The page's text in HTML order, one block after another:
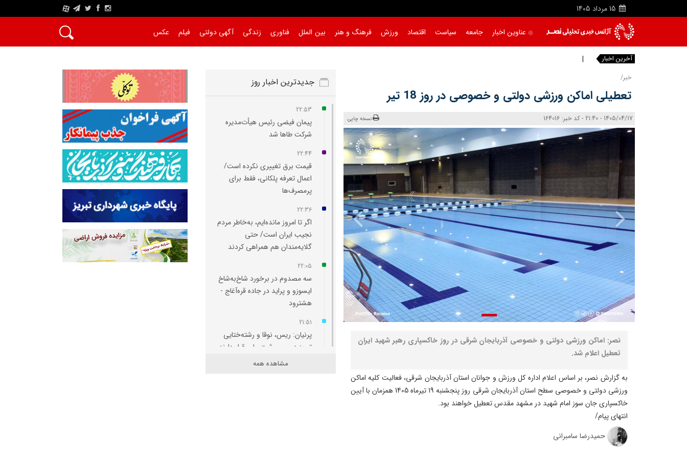
15 مرداد 1405
A
عناوین اخبار جامعه سیاست اقتصاد ورزش فرهنگ و هنر بین الملل فناوری زندگی آگهی دولتی فیلم عکس
آخرین اخبار پی
خبر/
تعطیلی اماکن ورزشی دولتی و خصوصی در روز 18 تیر
1405/04/17 - 21:40 - کد خبر: 164016 نسخه چاپی
نصر: اماکن ورزشی دولتی و خصوصی آذربایجان شرقی در روز خاکسپاری رهبر شهید ایران
تعطیل اعلام شد.
به گزارش نصر، بر اساس اعلام اداره کل ورزش و جوانان استان آذربایجان شرقی، فعالیت کلیه اماکن
ورزشی دولتی و خصوصی سطح استان آذربایجان شرقی روز پنجشنبه 19 تیرماه 1405 همزمان با آیین
خاکسپاری جان‌ سوز امام شهید در مشهد مقدس تعطیل خواهند بود.
انتهای پیام/
حمیدرضا سامبرانی
جدیدترین اخبار روز
22:53
پیمان فیضی رئیس هیأت‌مدیره
شرکت طاها شد
22:44
قیمت برق تغییری نکرده است/
اعمال تعرفه پلکانی، فقط برای
پرمصرف‌ها
22:36
اگر تا امروز مانده‌ایم، به‌خاطر مردم
نجیب ایران است/ حتی
گلایه‌مندان هم همراهی کردند
22:05
سه مصدوم در برخورد شاخ‌به‌شاخ
ایسوزو و پراید در جاده قره‌آغاج -
هشترود
21:51
پرنیان: ریس، نوقا و رشته‌ختایی
تبریز در مسیر ثبت ملی قرار دارند
مشاهده همه